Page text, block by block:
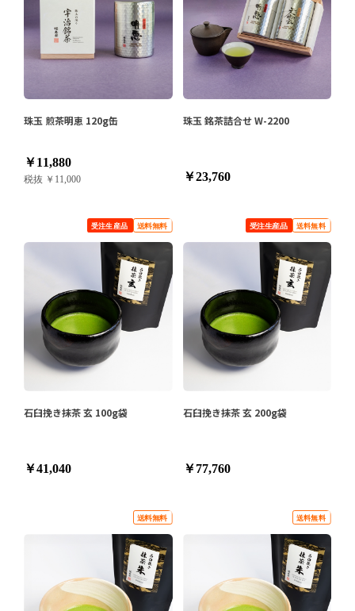
珠玉 煎茶明恵 120g缶
￥11,880
税抜 ￥11,000
珠玉 銘茶詰合せ W-2200
￥23,760
石臼挽き抹茶 玄 100g袋
￥41,040
石臼挽き抹茶 玄 200g袋
￥77,760